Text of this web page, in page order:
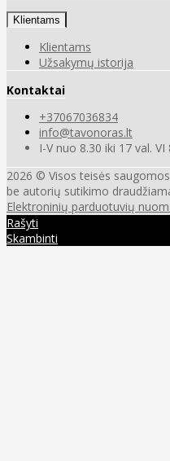
Klientams
Klientams
Užsakymų istorija
Kontaktai
+37067036834
info@tavonoras.lt
I-V nuo 8.30 iki 17 val.
2026 © Visos teisės
be autorių sutikimo
Elektroninių parduotuvių
Rašyti
Skambinti